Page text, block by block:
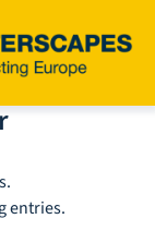
entries.